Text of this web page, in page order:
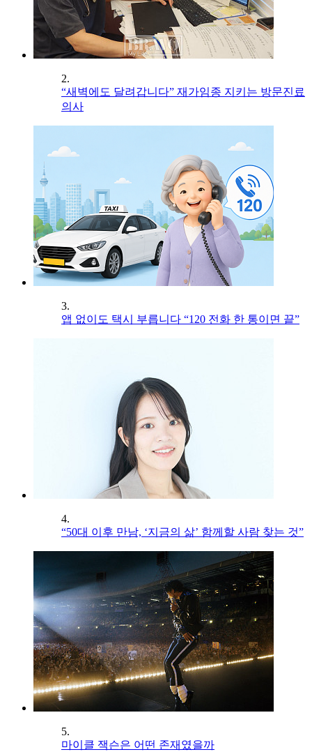
2.
“새벽에도 달려갑니다” 재가임종 지키는 방문진료
의사
3.
앱 없이도 택시 부릅니다 “120 전화 한 통이면 끝”
4.
“50대 이후 만남, ‘지금의 삶’ 함께할 사람 찾는 것”
5.
마이클 잭슨은 어떤 존재였을까